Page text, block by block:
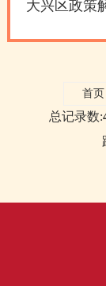
大兴区政策
首页
总记录数: